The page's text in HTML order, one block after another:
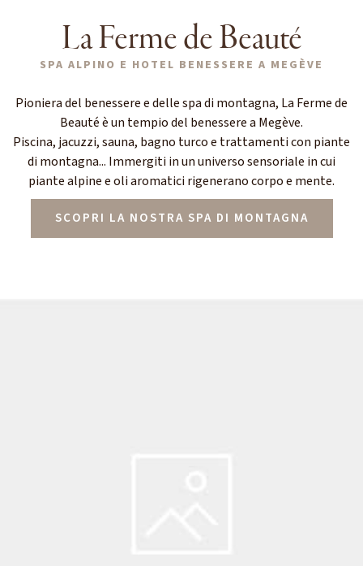
La Ferme de Beauté
SPA ALPINO E HOTEL BENESSERE A MEGÈVE
Pioniera del benessere e delle spa di montagna, La Ferme de
Beauté è un tempio del benessere a Megève.
Piscina, jacuzzi, sauna, bagno turco e trattamenti con piante
di montagna... Immergiti in un universo sensoriale in cui
piante alpine e oli aromatici rigenerano corpo e mente.
SCOPRI LA NOSTRA SPA DI MONTAGNA